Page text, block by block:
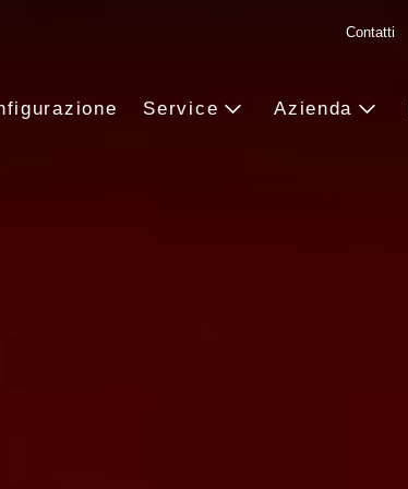
Service Azienda
Contatti